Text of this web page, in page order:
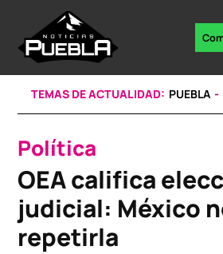
content
noticias
TEMAS DE ACTUALIDAD: PUEBLA
POSTED
IN
Política
OEA califica
judicial: México
repetirla